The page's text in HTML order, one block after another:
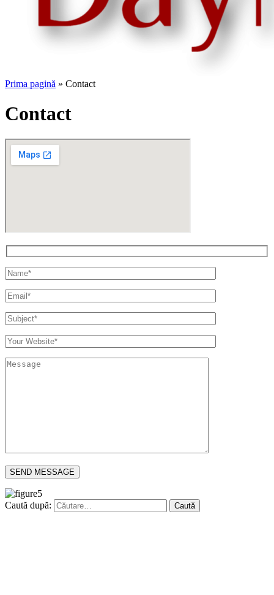
Prima pagină » Contact
Contact
Caută după: